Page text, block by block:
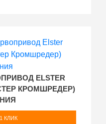
ELSTER
КРОМШРЕДЕР)
КЛИК